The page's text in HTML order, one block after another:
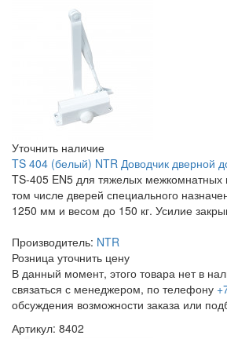
Уточнить наличие
TS 404 (белый) NTR Доводчик дверной
TS-405 EN5 для тяжелых межкомнатных
том числе дверей специального
1250 мм и весом до 150 кг. Усилие
Производитель: NTR
Розница уточнить цену
В данный момент, этого товара нет в
связаться с менеджером, по телефону
обсуждения возможности заказа или
Артикул: 8402